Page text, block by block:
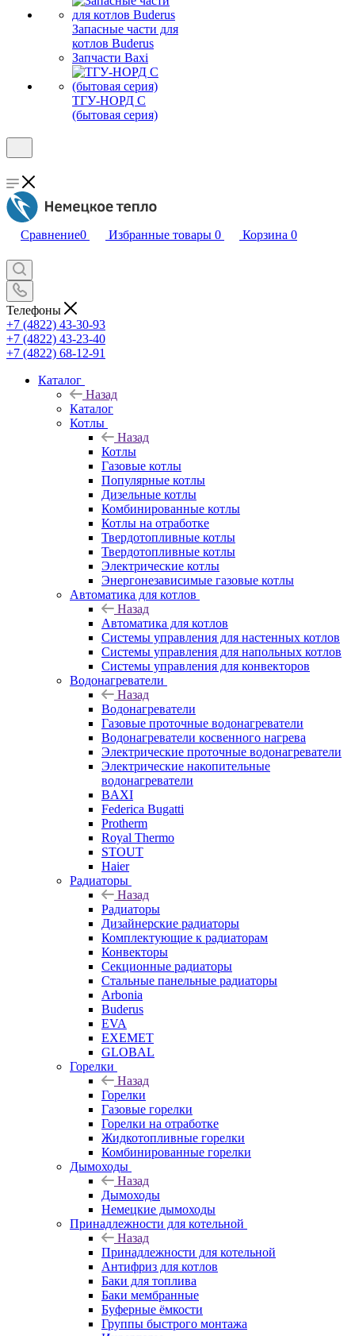
Запасные части для
котлов Buderus
Запчасти Baxi
ТГУ-НОРД С
(бытовая серия)
Сравнение0 Избранные товары 0 Корзина 0
Телефоны
+7 (4822) 43-30-93
+7 (4822) 43-23-40
+7 (4822) 68-12-91
Каталог
Назад
Каталог
Котлы
Назад
Котлы
Газовые котлы
Популярные котлы
Дизельные котлы
Комбинированные котлы
Котлы на отработке
Твердотопливные котлы
Твердотопливные котлы
Электрические котлы
Энергонезависимые газовые котлы
Автоматика для котлов
Назад
Автоматика для котлов
Системы управления для настенных котлов
Системы управления для напольных котлов
Системы управления для конвекторов
Водонагреватели
Назад
Водонагреватели
Газовые проточные водонагреватели
Водонагреватели косвенного нагрева
Электрические проточные водонагреватели
Электрические накопительные
водонагреватели
BAXI
Federica Bugatti
Protherm
Royal Thermo
STOUT
Haier
Радиаторы
Назад
Радиаторы
Дизайнерские радиаторы
Комплектующие к радиаторам
Конвекторы
Секционные радиаторы
Стальные панельные радиаторы
Arbonia
Buderus
EVA
EXEMET
GLOBAL
Горелки
Назад
Горелки
Газовые горелки
Горелки на отработке
Жидкотопливные горелки
Комбинированные горелки
Дымоходы
Назад
Дымоходы
Немецкие дымоходы
Принадлежности для котельной
Назад
Принадлежности для котельной
Антифриз для котлов
Баки для топлива
Баки мембранные
Буферные ёмкости
Группы быстрого монтажа